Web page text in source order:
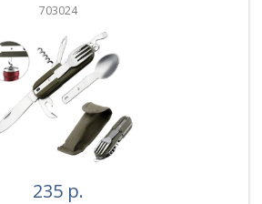
703024
235 р.